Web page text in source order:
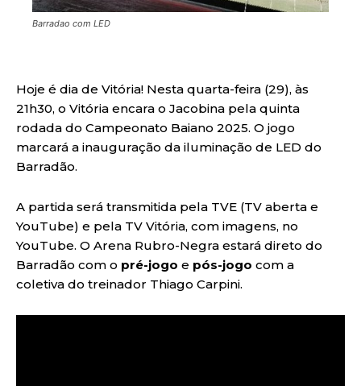
Barradao com LED
Hoje é dia de Vitória! Nesta quarta-feira (29), às
21h30, o Vitória encara o Jacobina pela quinta
rodada do Campeonato Baiano 2025. O jogo
marcará a inauguração da iluminação de LED do
Barradão.
A partida será transmitida pela TVE (TV aberta e
YouTube) e pela TV Vitória, com imagens, no
YouTube. O Arena Rubro-Negra estará direto do
Barradão com o pré-jogo e pós-jogo com a
coletiva do treinador Thiago Carpini.